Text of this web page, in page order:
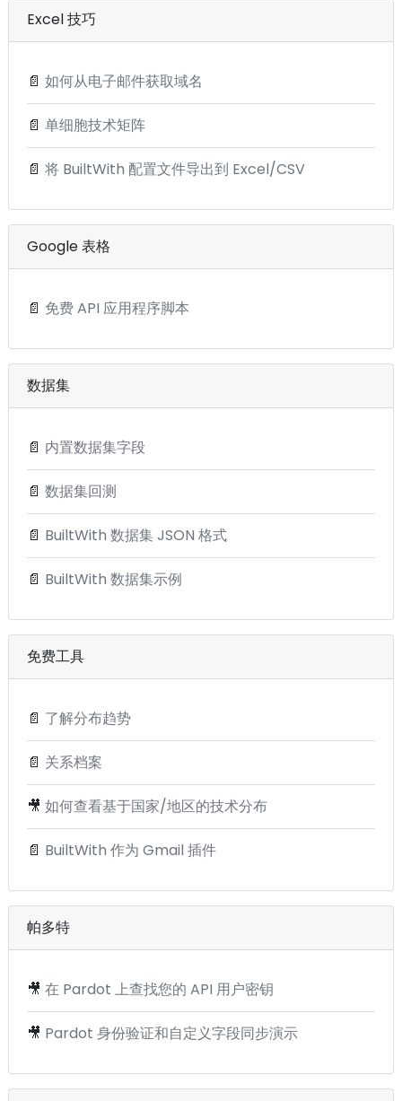
Excel 技巧
📄 如何从电子邮件获取域名
📄 单细胞技术矩阵
📄 将 BuiltWith 配置文件导出到 Excel/CSV
Google 表格
📄 免费 API 应用程序脚本
数据集
📄 内置数据集字段
📄 数据集回测
📄 BuiltWith 数据集 JSON 格式
📄 BuiltWith 数据集示例
免费工具
📄 了解分布趋势
📄 关系档案
🎥 如何查看基于国家/地区的技术分布
📄 BuiltWith 作为 Gmail 插件
帕多特
🎥 在 Pardot 上查找您的 API 用户密钥
🎥 Pardot 身份验证和自定义字段同步演示